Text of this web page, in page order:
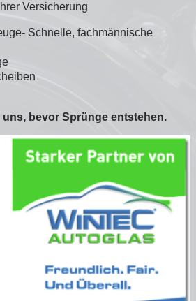
Versicherung
Schnelle, fachmännische
bevor Sprünge entstehen.